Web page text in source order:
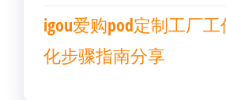
igou爱购pod定制工厂
化步骤指南分享